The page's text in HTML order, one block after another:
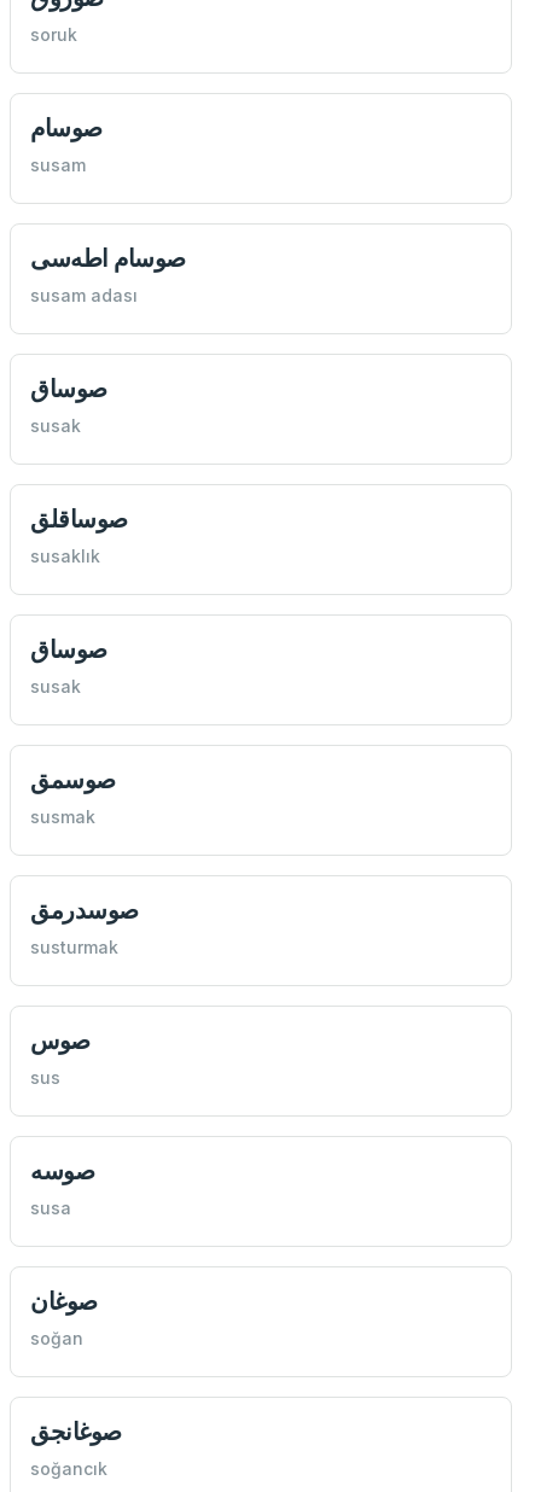
soruk
صوسام
susam
صوسام اطه‌سی
susam adası
صوساق
susak
صوساقلق
susaklık
صوساق
susak
صوسمق
susmak
صوسدرمق
susturmak
صوس
sus
صوسه
susa
صوغان
soğan
صوغانجق
soğancık